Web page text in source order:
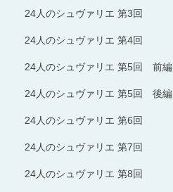
24人のシュヴァリエ 第3回
24人のシュヴァリエ 第4回
24人のシュヴァリエ 第5回 前編
24人のシュヴァリエ 第5回 後編
24人のシュヴァリエ 第6回
24人のシュヴァリエ 第7回
24人のシュヴァリエ 第8回